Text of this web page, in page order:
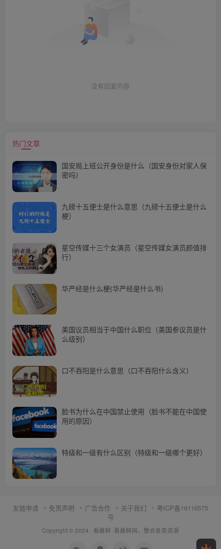
没有回复内容
热门文章
国安局上班公开身份是什么（国安身份对家人保
密吗）
九磅十五便士是什么意思（九磅十五便士是什么
梗）
星空传媒十三个女演员（星空传媒女演员颜值排
行）
华严经是什么梗(华严经是什么书)
美国议员相当于中国什么职位（美国参议员是什
么级别）
口不吞阳是什么意思（口不吞阳什么含义）
脸书为什么在中国禁止使用（脸书不能在中国使
用的原因）
特级和一级有什么区别（特级和一级哪个更好）
友链申请 免责声明 广告合作 关于我们
粤ICP备16116575
号
Copyright © 2024 · 看最鲜 ·看最鲜网，整合各类资源